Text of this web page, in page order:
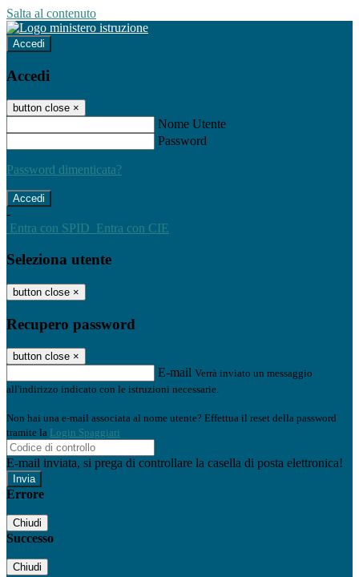
Salta al contenuto
Accedi
Accedi
button close ×
Nome Utente
Password
Password dimenticata?
-
Entra con SPID Entra con CIE
Seleziona utente
button close ×
Recupero password
button close ×
E-mail Verrà inviato un messaggio
all'indirizzo indicato con le istruzioni necessarie.
Non hai una e-mail associata al nome utente? Effettua il reset della password
tramite la Login Spaggiari
E-mail inviata, si prega di controllare la casella di posta elettronica!
Errore
Chiudi
Successo
Chiudi